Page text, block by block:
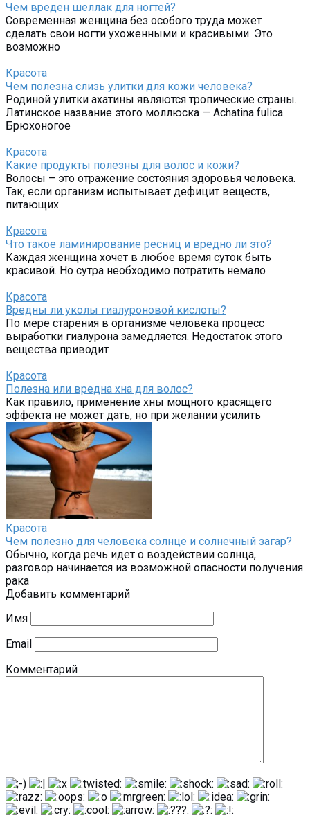
Чем вреден шеллак для ногтей?
Современная женщина без особого труда может
сделать свои ногти ухоженными и красивыми. Это
возможно
Красота
Чем полезна слизь улитки для кожи человека?
Родиной улитки ахатины являются тропические страны.
Латинское название этого моллюска — Achatina fulica.
Брюхоногое
Красота
Какие продукты полезны для волос и кожи?
Волосы – это отражение состояния здоровья человека.
Так, если организм испытывает дефицит веществ,
питающих
Красота
Что такое ламинирование ресниц и вредно ли это?
Каждая женщина хочет в любое время суток быть
красивой. Но сутра необходимо потратить немало
Красота
Вредны ли уколы гиалуроновой кислоты?
По мере старения в организме человека процесс
выработки гиалурона замедляется. Недостаток этого
вещества приводит
Красота
Полезна или вредна хна для волос?
Как правило, применение хны мощного красящего
эффекта не может дать, но при желании усилить
Красота
Чем полезно для человека солнце и солнечный загар?
Обычно, когда речь идет о воздействии солнца,
разговор начинается из возможной опасности получения
рака
Добавить комментарий
Имя
Email
Комментарий